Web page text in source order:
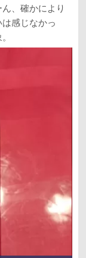
、確かにより
感じなかっ